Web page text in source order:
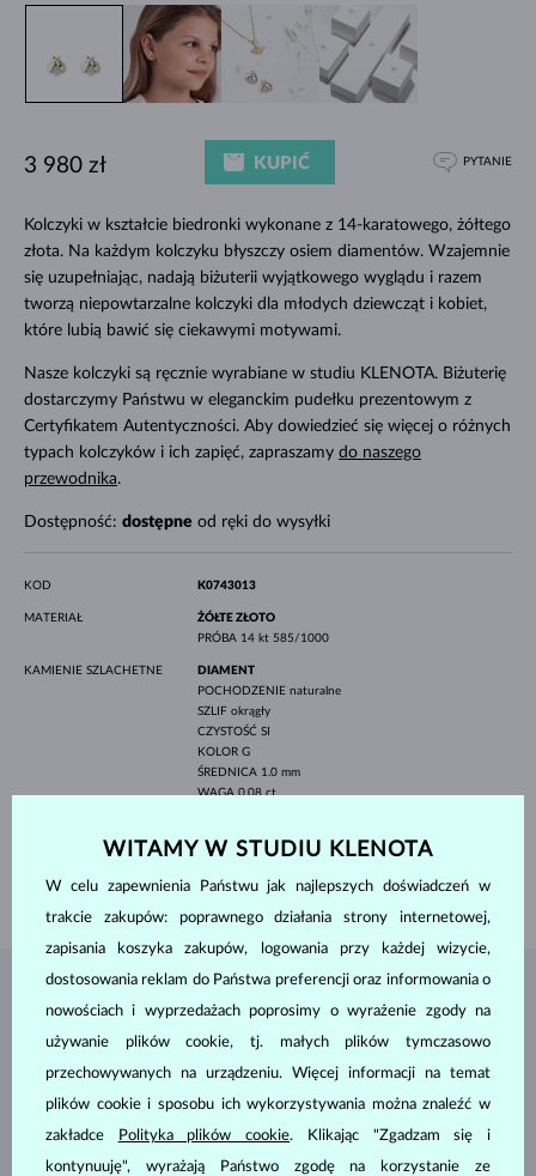
Kolczyki w kształcie biedronki wykonane z 14-karatowego, żółtego
złota. Na każdym kolczyku błyszczy osiem diamentów. Wzajemnie
się uzupełniając, nadają biżuterii wyjątkowego wyglądu i razem
tworzą niepowtarzalne kolczyki dla młodych dziewcząt i kobiet,
które lubią bawić się ciekawymi motywami.
Nasze kolczyki są ręcznie wyrabiane w studiu KLENOTA. Biżuterię
dostarczymy Państwu w eleganckim pudełku prezentowym z
Certyfikatem Autentyczności. Aby dowiedzieć się więcej o różnych
typach kolczyków i ich zapięć, zapraszamy do naszego
przewodnika.
Dostępność: dostępne od ręki do wysyłki
3 980 zł KUPIĆ PYTANIE
KOD K0743013
MATERIAŁ
ŻÓŁTE ZŁOTO
PRÓBA 14 kt 585/1000
KAMIENIE SZLACHETNE
DIAMENT
POCHODZENIE naturalne
SZLIF okrągły
CZYSTOŚĆ SI
KOLOR G
ŚREDNICA 1.0 mm
WAGA 0.08 ct
10 mm
WAGA 1.60 g
BIŻUTERIA Z ATELIER KLENOTA
WITAMY W STUDIU KLENOTA
W celu zapewnienia Państwu jak najlepszych doświadczeń w
trakcie zakupów: poprawnego działania strony internetowej,
zapisania koszyka zakupów, logowania przy każdej wizycie,
dostosowania reklam do Państwa preferencji oraz informowania o
nowościach i wyprzedażach poprosimy o wyrażenie zgody na
używanie plików cookie, tj. małych plików tymczasowo
przechowywanych na urządzeniu. Więcej informacji na temat
plików cookie i sposobu ich wykorzystywania można znaleźć w
zakładce
Polityka plików cookie. Klikając "Zgadzam się i
kontynuuję", wyrażają Państwo zgodę na korzystanie ze